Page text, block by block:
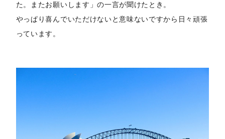
た。またお願いします」の一言が聞けたとき。
やっぱり喜んでいただけないと意味ないですから日々頑張
っています。